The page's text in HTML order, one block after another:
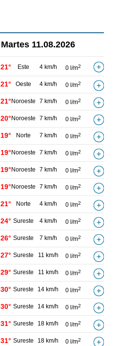
Martes 11.08.2026
21° Este 4 km/h 0 l/m2
21° Oeste 4 km/h 0 l/m2
21° Noroeste 7 km/h 0 l/m2
20° Noroeste 7 km/h 0 l/m2
19° Norte 7 km/h 0 l/m2
19° Noroeste 7 km/h 0 l/m2
19° Noroeste 7 km/h 0 l/m2
19° Noroeste 7 km/h 0 l/m2
21° Norte 4 km/h 0 l/m2
24° Sureste 4 km/h 0 l/m2
26° Sureste 7 km/h 0 l/m2
27° Sureste 11 km/h 0 l/m2
29° Sureste 11 km/h 0 l/m2
30° Sureste 14 km/h 0 l/m2
30° Sureste 14 km/h 0 l/m2
31° Sureste 18 km/h 0 l/m2
31° Sureste 18 km/h 0 l/m2